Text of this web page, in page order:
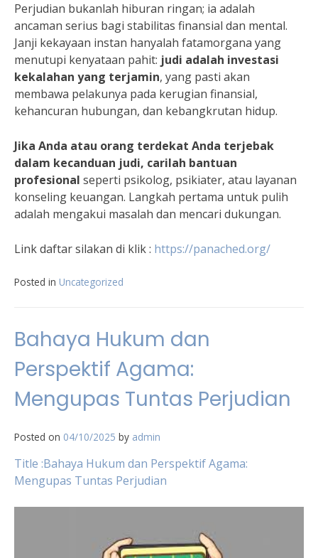
Perjudian bukanlah hiburan ringan; ia adalah
ancaman serius bagi stabilitas finansial dan mental.
Janji kekayaan instan hanyalah fatamorgana yang
menutupi kenyataan pahit: judi adalah investasi
kekalahan yang terjamin, yang pasti akan
membawa pelakunya pada kerugian finansial,
kehancuran hubungan, dan kebangkrutan hidup.
Jika Anda atau orang terdekat Anda terjebak
dalam kecanduan judi, carilah bantuan
profesional seperti psikolog, psikiater, atau layanan
konseling keuangan. Langkah pertama untuk pulih
adalah mengakui masalah dan mencari dukungan.
Link daftar silakan di klik : https://panached.org/
Posted in Uncategorized
Bahaya Hukum dan
Perspektif Agama:
Mengupas Tuntas Perjudian
Posted on 04/10/2025 by admin
Title :Bahaya Hukum dan Perspektif Agama:
Mengupas Tuntas Perjudian